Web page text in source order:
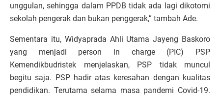
unggulan, sehingga dalam PPDB tidak ada lagi dikotomi
sekolah pengerak dan bukan penggerak,” tambah Ade.
Sementara itu, Widyaprada Ahli Utama Jayeng Baskoro
yang menjadi person in charge (PIC) PSP
Kemendikbudristek menjelaskan, PSP tidak muncul
begitu saja. PSP hadir atas keresahan dengan kualitas
pendidikan. Terutama selama masa pandemi Covid-19.